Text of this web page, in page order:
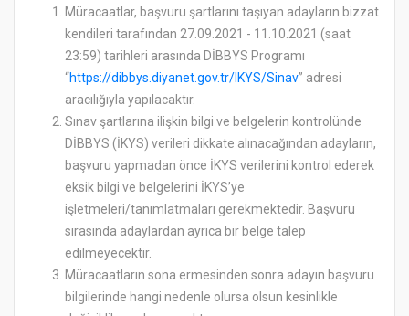
Müracaatlar, başvuru şartlarını taşıyan adayların bizzat
kendileri tarafından 27.09.2021 - 11.10.2021 (saat
23:59) tarihleri arasında DİBBYS Programı
“https://dibbys.diyanet.gov.tr/IKYS/Sinav” adresi
aracılığıyla yapılacaktır.
Sınav şartlarına ilişkin bilgi ve belgelerin kontrolünde
DİBBYS (İKYS) verileri dikkate alınacağından adayların,
başvuru yapmadan önce İKYS verilerini kontrol ederek
eksik bilgi ve belgelerini İKYS’ye
işletmeleri/tanımlatmaları gerekmektedir. Başvuru
sırasında adaylardan ayrıca bir belge talep
edilmeyecektir.
Müracaatların sona ermesinden sonra adayın başvuru
bilgilerinde hangi nedenle olursa olsun kesinlikle